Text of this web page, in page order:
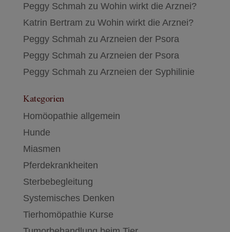
Peggy Schmah zu Wohin wirkt die Arznei?
Katrin Bertram zu Wohin wirkt die Arznei?
Peggy Schmah zu Arzneien der Psora
Peggy Schmah zu Arzneien der Psora
Peggy Schmah zu Arzneien der Syphilinie
Kategorien
Homöopathie allgemein
Hunde
Miasmen
Pferdekrankheiten
Sterbebegleitung
Systemisches Denken
Tierhomöpathie Kurse